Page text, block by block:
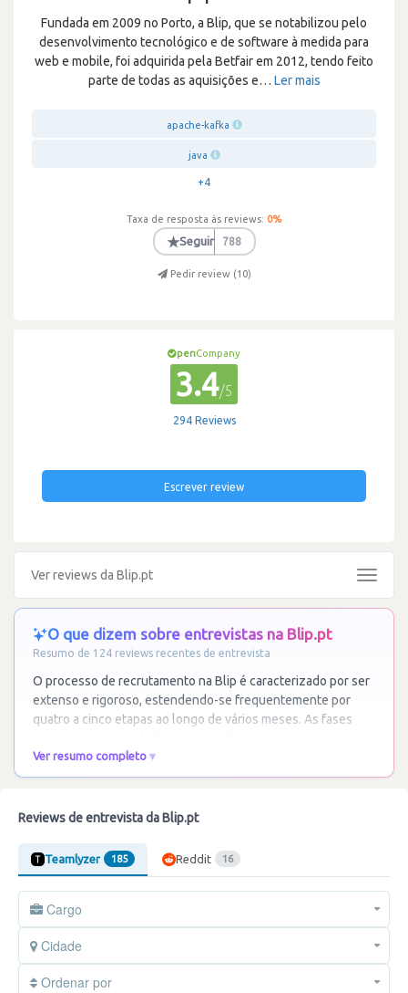
Fundada em 2009 no Porto, a Blip, que se notabilizou pelo
desenvolvimento tecnológico e de software à medida para
web e mobile, foi adquirida pela Betfair em 2012, tendo feito
parte de todas as aquisições e… Ler mais
apache-kafka
java
+4
Taxa de resposta às reviews: 0%
★Seguir 788
Pedir review (10)
penCompany
3.4/5
294 Reviews
Escrever review
Ver reviews da Blip.pt
Toggle
O que dizem sobre entrevistas na Blip.pt
Resumo de 124 reviews recentes de entrevista
O processo de recrutamento na Blip é caracterizado por ser
extenso e rigoroso, estendendo-se frequentemente por
quatro a cinco etapas ao longo de vários meses. As fases
Ver resumo completo
Reviews de entrevista da Blip.pt
Teamlyzer 185 Reddit 16
Cargo
Cidade
Ordenar por